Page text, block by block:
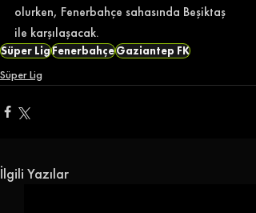
olurken, Fenerbahçe sahasında Beşiktaş
ile karşılaşacak.
Süper LigFenerbahçeGaziantep FK
Süper Lig
İlgili Yazılar